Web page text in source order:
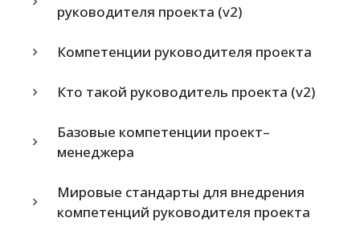
руководителя проекта (v2)
Компетенции руководителя проекта
Кто такой руководитель проекта (v2)
Базовые компетенции проект–
менеджера
Мировые стандарты для внедрения
компетенций руководителя проекта